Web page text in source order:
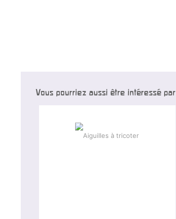
Vous pourriez aussi être intéressé par